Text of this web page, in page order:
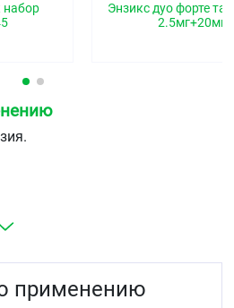
набор
Энзикс дуо форте
2.5мг+20мг
применению